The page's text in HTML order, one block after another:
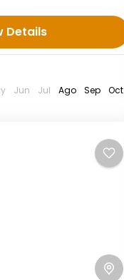
» Casablanca »
Rabat tours al
con...
Details
Jun Jul Ago Sep
Oct